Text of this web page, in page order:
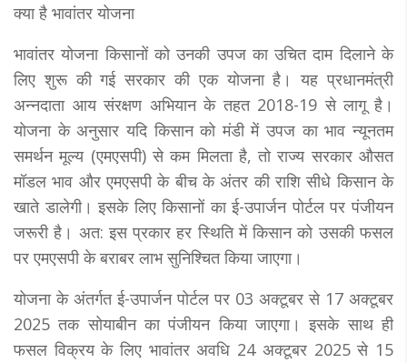
क्या है भावांतर योजना
भावांतर योजना किसानों को उनकी उपज का उचित दाम दिलाने के
लिए शुरू की गई सरकार की एक योजना है। यह प्रधानमंत्री
अन्नदाता आय संरक्षण अभियान के तहत 2018-19 से लागू है।
योजना के अनुसार यदि किसान को मंडी में उपज का भाव न्यूनतम
समर्थन मूल्य (एमएसपी) से कम मिलता है, तो राज्य सरकार औसत
मॉडल भाव और एमएसपी के बीच के अंतर की राशि सीधे किसान के
खाते डालेगी। इसके लिए किसानों का ई-उपार्जन पोर्टल पर पंजीयन
जरूरी है। अत: इस प्रकार हर स्थिति में किसान को उसकी फसल
पर एमएसपी के बराबर लाभ सुनिश्चित किया जाएगा।
योजना के अंतर्गत ई-उपार्जन पोर्टल पर 03 अक्टूबर से 17 अक्टूबर
2025 तक सोयाबीन का पंजीयन किया जाएगा। इसके साथ ही
फसल विक्रय के लिए भावांतर अवधि 24 अक्टूबर 2025 से 15